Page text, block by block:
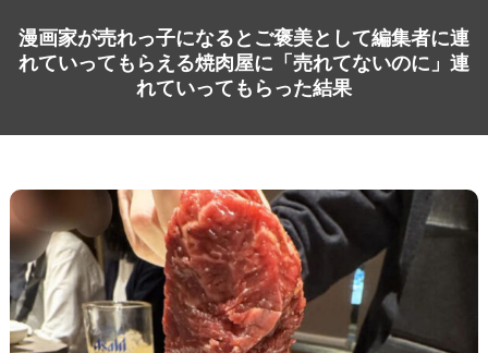
漫画家が売れっ子になるとご褒美として編集者に連
れていってもらえる焼肉屋に「売れてないのに」連
れていってもらった結果